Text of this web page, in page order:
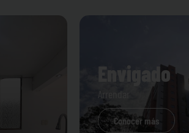
Envigado
Arrendar
Conocer más